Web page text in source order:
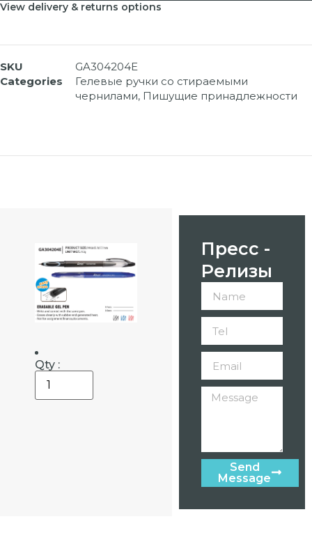
View delivery & returns options
SKU
GA304204E
Categories
Гелевые ручки со стираемыми
чернилами, Пишущие принадлежности
Qty :
Пресс -
Релизы
Send
Message